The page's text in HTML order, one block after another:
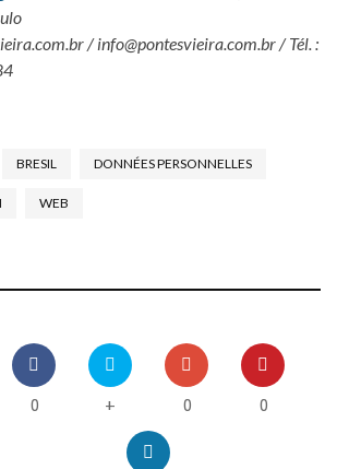
/ info@pontesvieira.com.br / Tél. :
BRESIL DONNÉES PERSONNELLES
WEB
0 + 0 0